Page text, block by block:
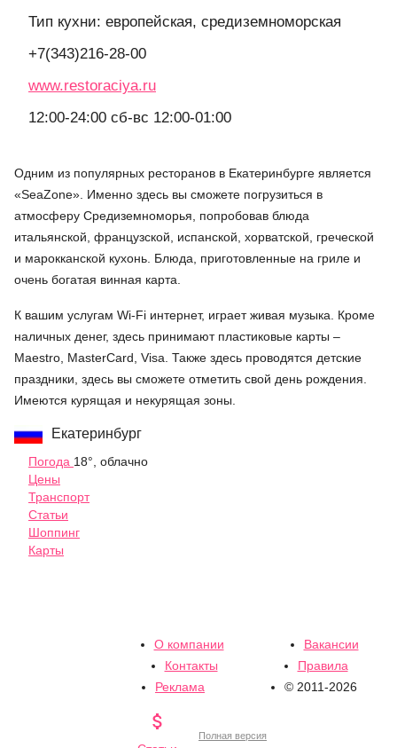
Тип кухни: европейская, средиземноморская
+7(343)216-28-00
www.restoraciya.ru
12:00-24:00 сб-вс 12:00-01:00
Одним из популярных ресторанов в Екатеринбурге является
«SeaZone». Именно здесь вы сможете погрузиться в
атмосферу Средиземноморья, попробовав блюда
итальянской, французской, испанской, хорватской, греческой
и марокканской кухонь. Блюда, приготовленные на гриле и
очень богатая винная карта.
К вашим услугам Wi-Fi интернет, играет живая музыка. Кроме
наличных денег, здесь принимают пластиковые карты –
Maestro, MasterCard, Visa. Также здесь проводятся детские
праздники, здесь вы сможете отметить свой день рождения.
Имеются курящая и некурящая зоны.
Екатеринбург
Погода 18°, облачно
Цены
Транспорт
Статьи
Шоппинг
Карты
О компании
Вакансии
Контакты
Правила
Реклама
© 2011-2026

Полная версия